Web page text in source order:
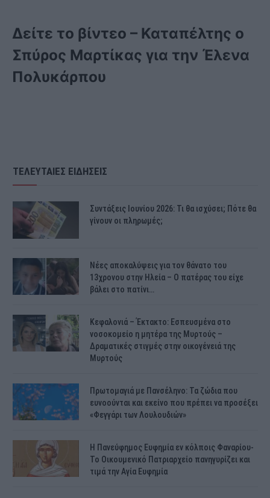
Δείτε το βίντεο – Καταπέλτης ο
Σπύρος Μαρτίκας για την Έλενα
Πολυκάρπου
ΤΕΛΕΥΤΑΙΕΣ ΕΙΔΗΣΕΙΣ
Συντάξεις Ιουνίου 2026: Τι θα ισχύσει; Πότε θα
γίνουν οι πληρωμές;
Νέες αποκαλύψεις για τον θάνατο του
13χρονου στην Ηλεία – Ο πατέρας του είχε
βάλει στο πατίνι…
Κεφαλονιά – Έκτακτο: Εσπευσμένα στο
νοσοκομείο η μητέρα της Μυρτούς –
Δραματικές στιγμές στην οικογένειά της
Μυρτούς
Πρωτομαγιά με Πανσέληνο: Τα ζώδια που
ευνοούνται και εκείνο που πρέπει να προσέξει
«Φεγγάρι των Λουλουδιών»
H Πανεύφημος Ευφημία εν κόλποις Φαναρίου-
Το Οικουμενικό Πατριαρχείο πανηγυρίζει και
τιμά την Αγία Ευφημία